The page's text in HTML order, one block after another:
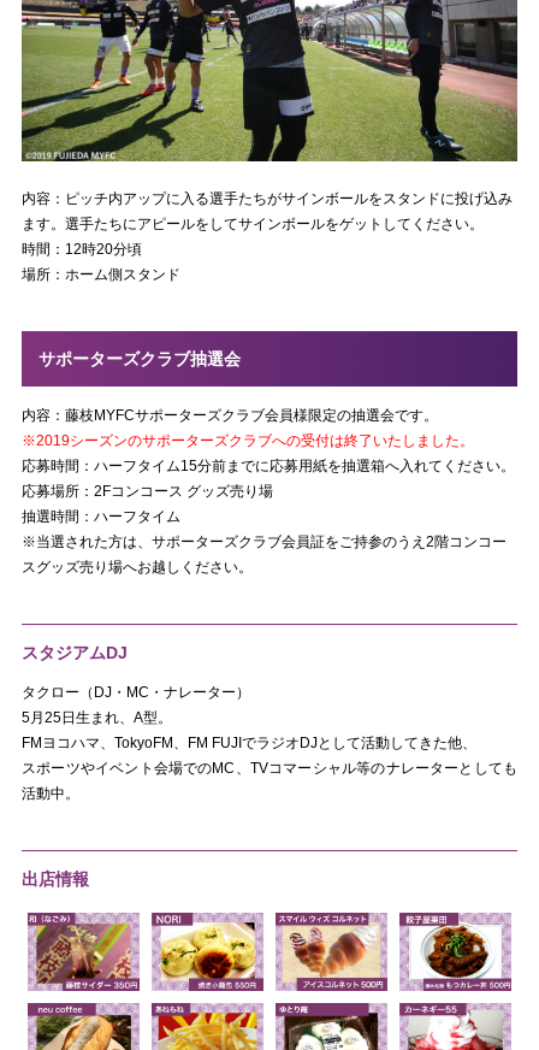
内容：ピッチ内アップに入る選手たちがサインボールをスタンドに投げ込み
ます。選手たちにアピールをしてサインボールをゲットしてください。
時間：12時20分頃
場所：ホーム側スタンド
サポーターズクラブ抽選会
内容：藤枝MYFCサポーターズクラブ会員様限定の抽選会です。
※2019シーズンのサポーターズクラブへの受付は終了いたしました。
応募時間：ハーフタイム15分前までに応募用紙を抽選箱へ入れてください。
応募場所：2Fコンコース グッズ売り場
抽選時間：ハーフタイム
※当選された方は、サポーターズクラブ会員証をご持参のうえ2階コンコー
スグッズ売り場へお越しください。
スタジアムDJ
タクロー（DJ・MC・ナレーター）
5月25日生まれ、A型。
FMヨコハマ、TokyoFM、FM FUJIでラジオDJとして活動してきた他、
スポーツやイベント会場でのMC、TVコマーシャル等のナレーターとしても
活動中。
出店情報